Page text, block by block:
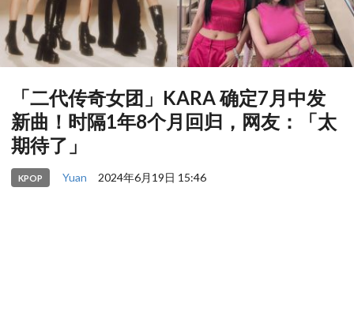
「二代传奇女团」KARA 确定7月中发
新曲！时隔1年8个月回归，网友：「太
期待了」
KPOP Yuan 2024年6月19日 15:46